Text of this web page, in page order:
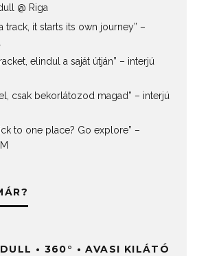
@ Riga
track, it starts its own journey” –
elindul a saját útján” – interjú
csak bekorlátozod magad” – interjú
to one place? Go explore” –
• 360° • AVASI KILÁTÓ